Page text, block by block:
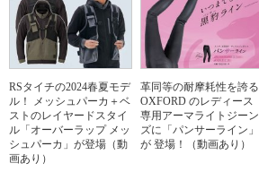
RSタイチの2024春夏モデ
ル！ メッシュパーカ＋ベ
ストのレイヤードスタイ
ル「オーバーラップ メッ
シュパーカ」が登場（動
画あり）
革同等の耐摩耗性を誇る
OXFORD のレディース
専用アーマライトジーン
ズに「パンサーライン」
が 登場！（動画あり）